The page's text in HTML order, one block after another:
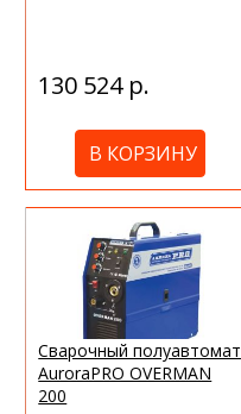
130 524 р.
В КОРЗИНУ
Сварочный полуавтомат
AuroraPRO OVERMAN
200